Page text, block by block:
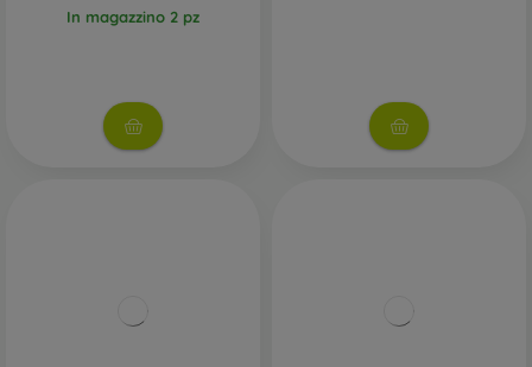
In magazzino 2 pz